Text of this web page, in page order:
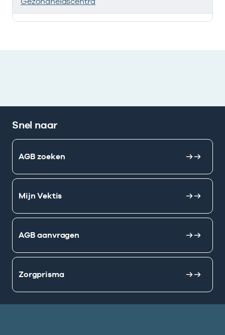
Deze onderneming heeft een relatie met de volgende
Snel naar
AGB zoeken
Mijn Vektis
AGB aanvragen
Zorgprisma